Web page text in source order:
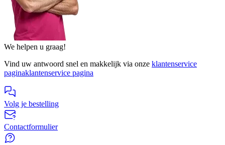
We helpen u graag!
Vind uw antwoord snel en makkelijk via onze klantenservice
paginaklantenservice pagina
Volg je bestelling
Contactformulier